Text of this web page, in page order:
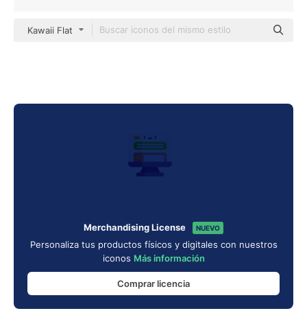
Kawaii Flat
Merchandising License NUEVO
Personaliza tus productos físicos y digitales con nuestros
iconos Más información
Comprar licencia